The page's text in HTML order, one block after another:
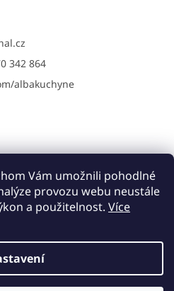
Vám umožnili pohodlné
provozu webu neustále
a použitelnost. Více
342 864
albakuchyne
Shoptet